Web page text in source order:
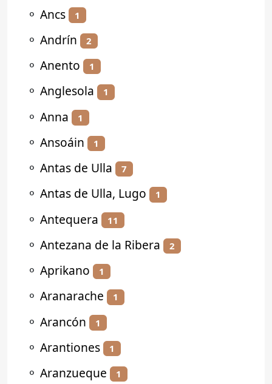
⚬ Ancs 1
⚬ Andrín 2
⚬ Anento 1
⚬ Anglesola 1
⚬ Anna 1
⚬ Ansoáin 1
⚬ Antas de Ulla 7
⚬ Antas de Ulla, Lugo 1
⚬ Antequera 11
⚬ Antezana de la Ribera 2
⚬ Aprikano 1
⚬ Aranarache 1
⚬ Arancón 1
⚬ Arantiones 1
⚬ Aranzueque 1